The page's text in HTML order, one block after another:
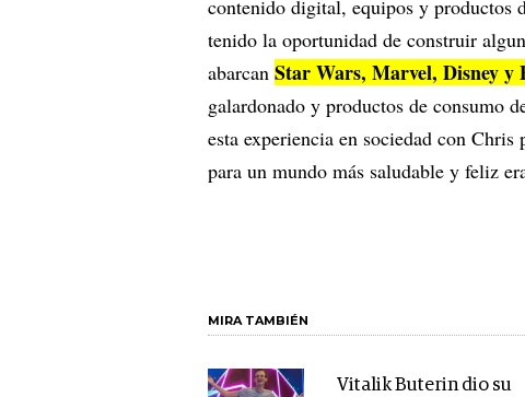
contenido digital, equipos y productos
tenido la oportunidad de construir
abarcan Star Wars, Marvel, Disney y
galardonado y productos de consumo
esta experiencia en sociedad con
para un mundo más saludable y feliz
MIRA TAMBIÉN
Vitalik Buterin dio su